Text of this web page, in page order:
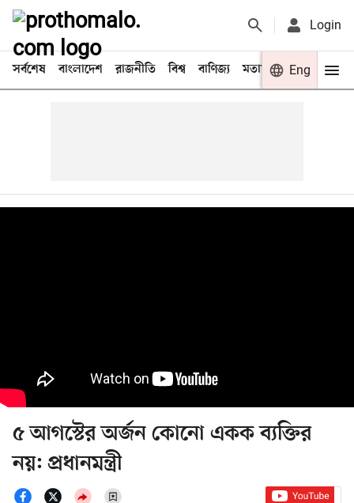
Login
সর্বশেষ বাংলাদেশ রাজনীতি বিশ্ব বাণিজ্য মতামত খেলা
Eng
৫ আগস্টের অর্জন কোনো একক ব্যক্তির
নয়: প্রধানমন্ত্রী